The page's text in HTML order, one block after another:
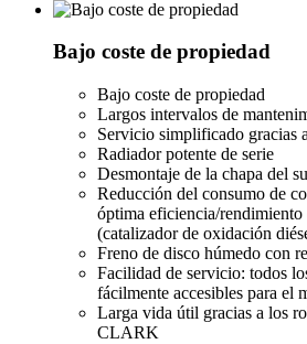
Bajo coste de propiedad
Bajo coste de propiedad
Largos intervalos de
Servicio simplificado gracias
Radiador potente de serie
Desmontaje de la chapa del
Reducción del consumo de
óptima eficiencia/
(catalizador de oxidación
Freno de disco húmedo con
Facilidad de servicio: todos
fácilmente accesibles para el
Larga vida útil gracias a los
CLARK